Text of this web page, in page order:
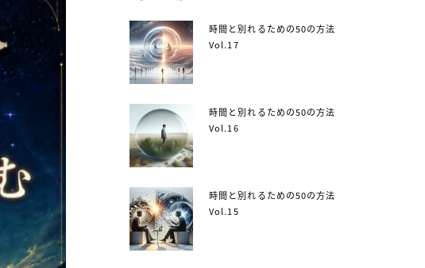
時間と別れるための50の方法
Vol.17
時間と別れるための50の方法
Vol.16
時間と別れるための50の方法
Vol.15